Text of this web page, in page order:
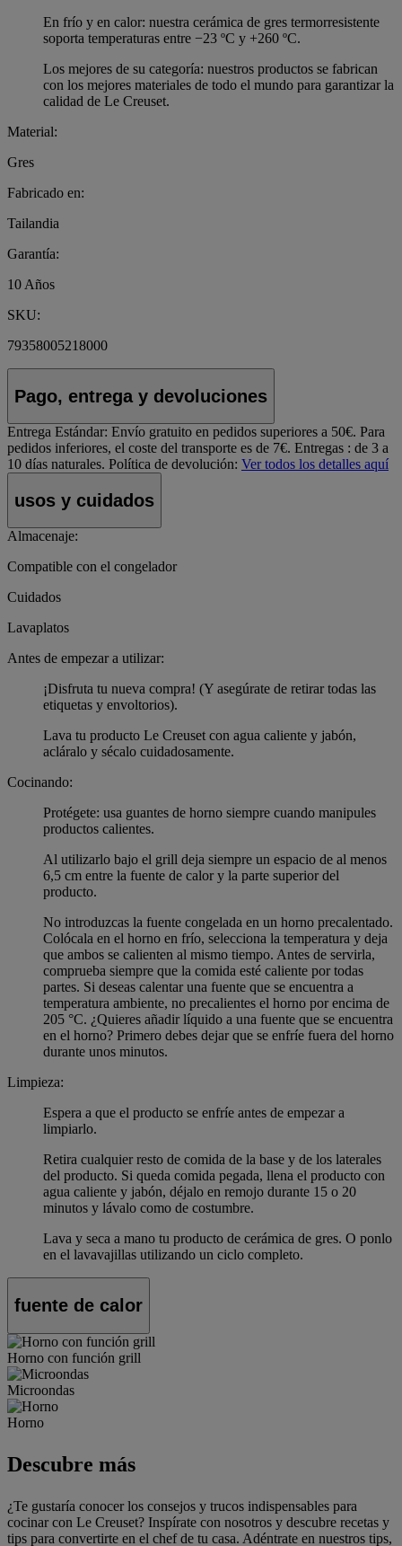
En frío y en calor: nuestra cerámica de gres termorresistente
soporta temperaturas entre −23 ºC y +260 ºC.
Los mejores de su categoría: nuestros productos se fabrican
con los mejores materiales de todo el mundo para garantizar la
calidad de Le Creuset.
Material:
Gres
Fabricado en:
Tailandia
Garantía:
10 Años
SKU:
79358005218000
Pago, entrega y devoluciones
Entrega Estándar: Envío gratuito en pedidos superiores a 50€. Para
pedidos inferiores, el coste del transporte es de 7€. Entregas : de 3 a
10 días naturales. Política de devolución: Ver todos los detalles aquí
usos y cuidados
Almacenaje:
Compatible con el congelador
Cuidados
Lavaplatos
Antes de empezar a utilizar:
¡Disfruta tu nueva compra! (Y asegúrate de retirar todas las
etiquetas y envoltorios).
Lava tu producto Le Creuset con agua caliente y jabón,
acláralo y sécalo cuidadosamente.
Cocinando:
Protégete: usa guantes de horno siempre cuando manipules
productos calientes.
Al utilizarlo bajo el grill deja siempre un espacio de al menos
6,5 cm entre la fuente de calor y la parte superior del
producto.
No introduzcas la fuente congelada en un horno precalentado.
Colócala en el horno en frío, selecciona la temperatura y deja
que ambos se calienten al mismo tiempo. Antes de servirla,
comprueba siempre que la comida esté caliente por todas
partes. Si deseas calentar una fuente que se encuentra a
temperatura ambiente, no precalientes el horno por encima de
205 °C. ¿Quieres añadir líquido a una fuente que se encuentra
en el horno? Primero debes dejar que se enfríe fuera del horno
durante unos minutos.
Limpieza:
Espera a que el producto se enfríe antes de empezar a
limpiarlo.
Retira cualquier resto de comida de la base y de los laterales
del producto. Si queda comida pegada, llena el producto con
agua caliente y jabón, déjalo en remojo durante 15 o 20
minutos y lávalo como de costumbre.
Lava y seca a mano tu producto de cerámica de gres. O ponlo
en el lavavajillas utilizando un ciclo completo.
fuente de calor
Horno con función grill
Microondas
Horno
Descubre más
¿Te gustaría conocer los consejos y trucos indispensables para
cocinar con Le Creuset? Inspírate con nosotros y descubre recetas y
tips para convertirte en el chef de tu casa. Adéntrate en nuestros tips,